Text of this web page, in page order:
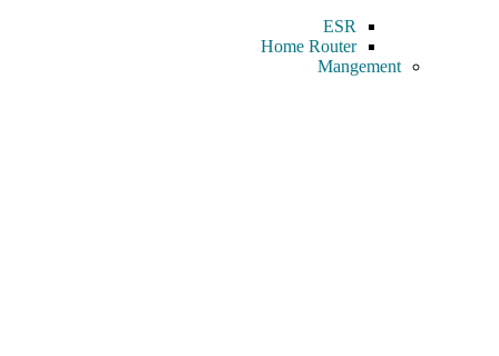
ESR
Home Router
Mangement